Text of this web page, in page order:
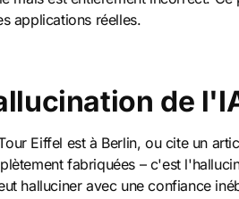
applications réelles.
de
Eiffel est à Berlin, ou cite un
fabriquées – c'est
halluciner avec une confiance